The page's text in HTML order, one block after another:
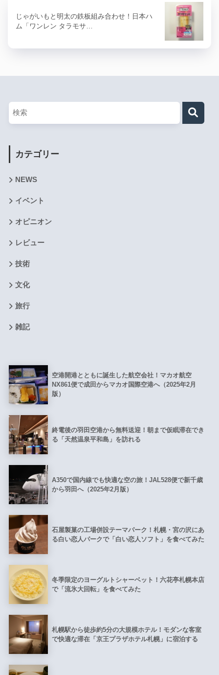
じゃがいもと明太の鉄板組み合わせ！日本ハ
ム「ワンレン タラモサ…
カテゴリー
NEWS
イベント
オピニオン
レビュー
技術
文化
旅行
雑記
空港開港とともに誕生した航空会社！マカオ航空
NX861便で成田からマカオ国際空港へ（2025年2月
版）
終電後の羽田空港から無料送迎！朝まで仮眠滞在でき
る「天然温泉平和島」を訪れる
A350で国内線でも快適な空の旅！JAL528便で新千歳
から羽田へ（2025年2月版）
石屋製菓の工場併設テーマパーク！札幌・宮の沢にあ
る白い恋人パークで「白い恋人ソフト」を食べてみた
冬季限定のヨーグルトシャーベット！六花亭札幌本店
で「流氷大回転」を食べてみた
札幌駅から徒歩約5分の大規模ホテル！モダンな客室
で快適な滞在「京王プラザホテル札幌」に宿泊する